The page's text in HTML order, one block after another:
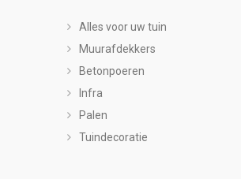
Alles voor uw tuin
Muurafdekkers
Betonpoeren
Infra
Palen
Tuindecoratie